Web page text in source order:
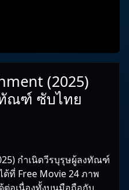
(2025)
ณฑ์ ซับไทย
กำเนิดวีรบุรุษผู้ลงทัณฑ์
ที่ Free Movie 24 ภาพ